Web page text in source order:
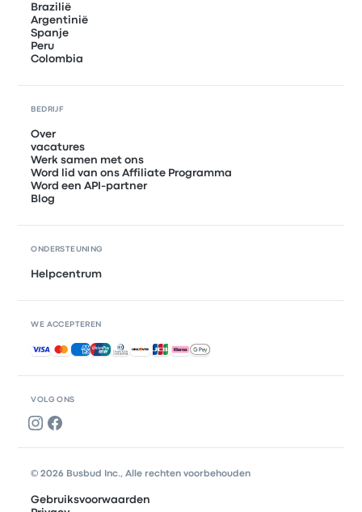
VOLG ONS
Brazilië
Argentinië
Spanje
Peru
Colombia
BEDRIJF
Over
vacatures
Werk samen met ons
Word lid van ons Affiliate Programma
Word een API-partner
Blog
ONDERSTEUNING
Helpcentrum
WE ACCEPTEREN
Geaccepteerde betalingen
© 2026 Busbud Inc., Alle rechten voorbehouden
Gebruiksvoorwaarden